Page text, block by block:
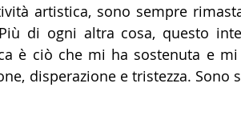
artistica, sono sempre
di ogni altra cosa, questo
è ciò che mi ha sostenuta e
disperazione e tristezza. Sono